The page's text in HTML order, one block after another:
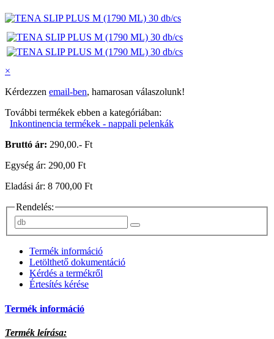
×
Kérdezzen email-ben, hamarosan válaszolunk!
További termékek ebben a kategóriában:
Inkontinencia termékek - nappali pelenkák
Bruttó ár: 290,00.- Ft
Egység ár: 290,00 Ft
Eladási ár: 8 700,00 Ft
Rendelés:
Termék információ
Letölthető dokumentáció
Kérdés a termékről
Értesítés kérése
Termék információ
Termék leírása: